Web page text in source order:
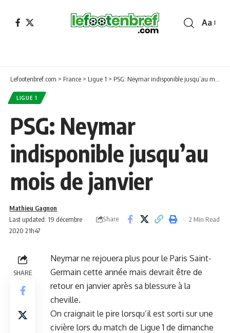
Font
Aa
Lefootenbref.com > France > Ligue 1 > PSG: Neymar indisponible jusqu’au mois de janvier
LIGUE 1
PSG: Neymar
indisponible jusqu’au
mois de janvier
Last updated: 19 décembre
2020 21h47
Mathieu Gagnon
Share
2 Min Read
SHARE
Neymar ne rejouera plus pour le Paris Saint-
Germain cette année mais devrait être de
retour en janvier après sa blessure à la
cheville.
On craignait le pire lorsqu’il est sorti sur une
civière lors du match de Ligue 1 de dimanche